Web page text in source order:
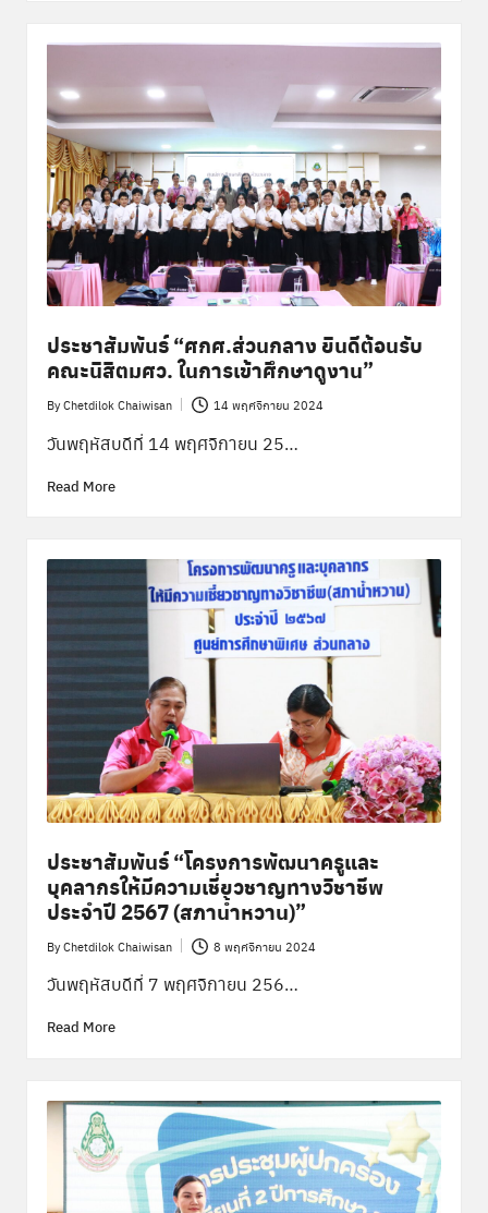
ประชาสัมพันธ์ “ศกศ.ส่วนกลาง ยินดีต้อนรับ
คณะนิสิตมศว. ในการเข้าศึกษาดูงาน”
Posted
by
ByChetdilok Chaiwisan 14 พฤศจิกายน 2024
วันพฤหัสบดีที่ 14 พฤศจิกายน 25…
Read More
ประชาสัมพันธ์ “โครงการพัฒนาครูและ
บุคลากรให้มีความเชี่ยวชาญทางวิชาชีพ
ประจำปี 2567 (สภาน้ำหวาน)”
Posted
by
ByChetdilok Chaiwisan 8 พฤศจิกายน 2024
วันพฤหัสบดีที่ 7 พฤศจิกายน 256…
Read More